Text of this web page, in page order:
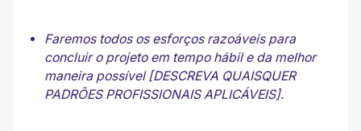
Faremos todos os esforços razoáveis para
concluir o projeto em tempo hábil e da melhor
maneira possível [DESCREVA QUAISQUER
PADRÕES PROFISSIONAIS APLICÁVEIS].